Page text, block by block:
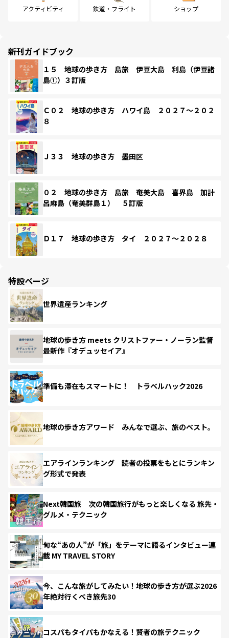
アクティビティ 鉄道・フライト ショップ
新刊ガイドブック
１５ 地球の歩き方 島旅 伊豆大島 利島（伊豆諸
島①）３訂版
Ｃ０２ 地球の歩き方 ハワイ島 ２０２７～２０２
８
Ｊ３３ 地球の歩き方 墨田区
０２ 地球の歩き方 島旅 奄美大島 喜界島 加計
呂麻島（奄美群島１） ５訂版
Ｄ１７ 地球の歩き方 タイ ２０２７～２０２８
特設ページ
世界遺産ランキング
地球の歩き方 meets クリストファー・ノーラン監督
最新作『オデュッセイア』
準備も滞在もスマートに！ トラベルハック2026
地球の歩き方アワード みんなで選ぶ、旅のベスト。
エアラインランキング 読者の投票をもとにランキン
グ形式で発表
Next韓国旅 次の韓国旅行がもっと楽しくなる 旅先・
グルメ・テクニック
旬な“あの人”が「旅」をテーマに語るインタビュー連
載 MY TRAVEL STORY
今、こんな旅がしてみたい！地球の歩き方が選ぶ2026
年絶対行くべき旅先30
コスパもタイパもかなえる！賢者の旅テクニック